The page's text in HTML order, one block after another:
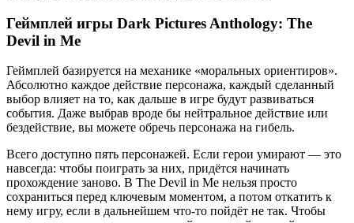
Геймплей игры Dark Pictures Anthology: The
Devil in Me
Геймплей базируется на механике «моральных ориентиров».
Абсолютно каждое действие персонажа, каждый сделанный
выбор влияет на то, как дальше в игре будут развиваться
события. Даже выбрав вроде бы нейтральное действие или
бездействие, вы можете обречь персонажа на гибель.
Всего доступно пять персонажей. Если герои умирают — это
навсегда: чтобы поиграть за них, придётся начинать
прохождение заново. В The Devil in Me нельзя просто
сохраниться перед ключевым моментом, а потом откатить к
нему игру, если в дальнейшем что-то пойдёт не так. Чтобы